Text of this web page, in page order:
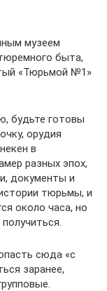
музеем
быта,
«Тюрьмой №1»
будьте готовы
орудия
в
разных эпох,
документы и
тюрьмы, и
около часа, но
сюда «с
заранее,